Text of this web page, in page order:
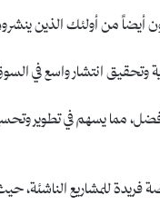
من أولئك الذين
وتحقيق انتشار واسع في
مما يسهم في تطوير
فريدة للمشاريع الناشئة،